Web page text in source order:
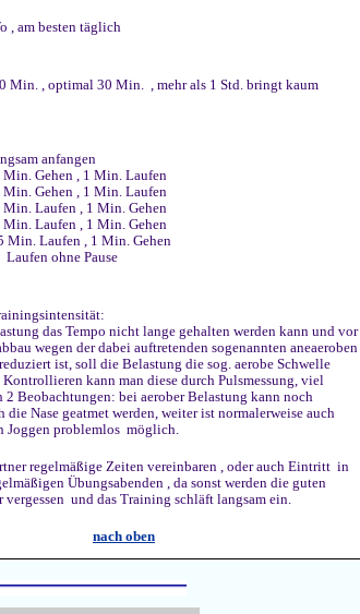
, am besten täglich
Min. , optimal 30 Min. , mehr als 1 Std. bringt kaum
anfangen
Gehen , 1 Min. Laufen
Gehen , 1 Min. Laufen
Laufen , 1 Min. Gehen
Laufen , 1 Min. Gehen
Laufen , 1 Min. Gehen
Laufen ohne Pause
das Tempo nicht lange gehalten werden kann und vor
wegen der dabei auftretenden sogenannten aneaeroben
ist, soll die Belastung die sog. aerobe Schwelle
kann man diese durch Pulsmessung, viel
2 Beobachtungen: bei aerober Belastung kann noch
die Nase geatmet werden, weiter ist normalerweise auch
Joggen problemlos möglich.
regelmäßige Zeiten vereinbaren , oder auch Eintritt in
Übungsabenden , da sonst werden die guten
vergessen und das Training schläft langsam ein.
nach oben